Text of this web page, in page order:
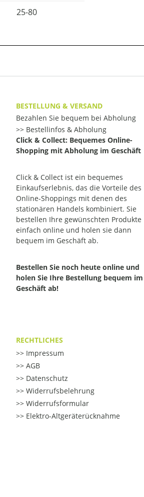
25-80
BESTELLUNG & VERSAND
Bezahlen Sie bequem bei Abholung
Bestellinfos & Abholung
Click & Collect: Bequemes Online-
Shopping mit Abholung im Geschäft
Click & Collect ist ein bequemes
Einkaufserlebnis, das die Vorteile des
Online-Shoppings mit denen des
stationären Handels kombiniert. Sie
bestellen Ihre gewünschten Produkte
einfach online und holen sie dann
bequem im Geschäft ab.
Bestellen Sie noch heute online und
holen Sie Ihre Bestellung bequem im
Geschäft ab!
RECHTLICHES
Impressum
AGB
Datenschutz
Widerrufsbelehrung
Widerrufsformular
Elektro-Altgeräterücknahme